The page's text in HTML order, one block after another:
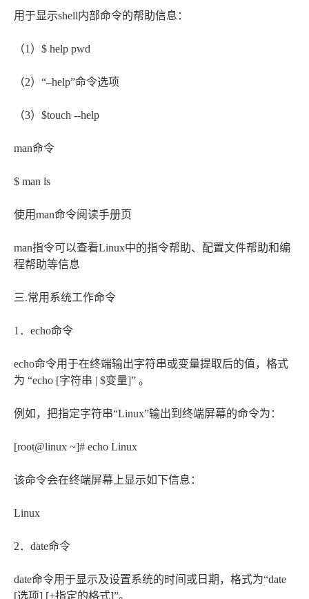
用于显示shell内部命令的帮助信息：
（1）$ help pwd
（2）“–help”命令选项
（3）$touch --help
man命令
$ man ls
使用man命令阅读手册页
man指令可以查看Linux中的指令帮助、配置文件帮助和编
程帮助等信息
三.常用系统工作命令
1．echo命令
echo命令用于在终端输出字符串或变量提取后的值，格式
为 “echo [字符串 | $变量]” 。
例如，把指定字符串“Linux”输出到终端屏幕的命令为：
[root@linux ~]# echo Linux
该命令会在终端屏幕上显示如下信息：
Linux
2．date命令
date命令用于显示及设置系统的时间或日期，格式为“date
[选项] [+指定的格式]”。